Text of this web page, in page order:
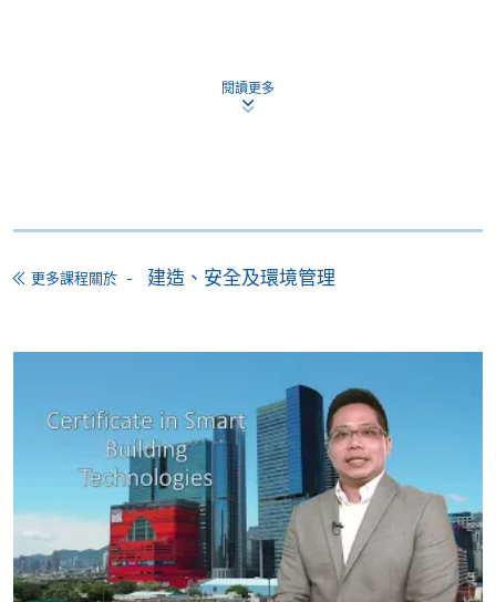
申請表 下載申請表
網上報名服務
香港大學專業進修學院提供24小時網上報名及繳費服
務，申請人可通過網上申請個別學歷頒授課程和報讀
大部份公開招生的課程(以先到先得形式報名的課程)。
申請人可在網上使用「繳費靈」(PPS) (不適用於手
機)、VISA 或 Mastercard。除上述支付方式之外，如就
讀學歷頒授課程設有網上服務，在學學員亦可以「微
信支付」(Online WeChat Pay) 、「支付寶」(Online
Alipay) 或 「轉數快」(FPS) 繳付學費。
閱讀更多
更多課程關於 建造、安全及環境管理